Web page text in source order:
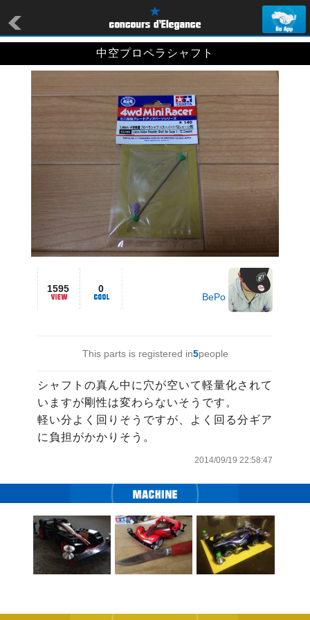
中空プロペラシャフト
1595 0
BePo
This parts is registered in5people
シャフトの真ん中に穴が空いて軽量化されて
いますが剛性は変わらないそうです。
軽い分よく回りそうですが、よく回る分ギア
に負担がかかりそう。
2014/09/19 22:58:47